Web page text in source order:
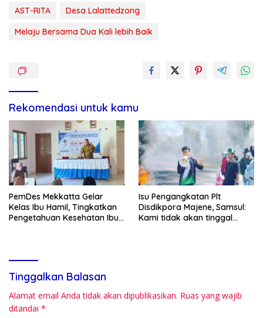
AST-RITA
Desa Lalattedzong
Melaju Bersama Dua Kali lebih Baik
Rekomendasi untuk kamu
PemDes Mekkatta Gelar
Kelas Ibu Hamil, Tingkatkan
Pengetahuan Kesehatan Ibu
Isu Pengangkatan Plt
Disdikpora Majene, Samsul:
Kami tidak akan tinggal
Tinggalkan Balasan
Alamat email Anda tidak akan dipublikasikan. Ruas yang wajib
ditandai *